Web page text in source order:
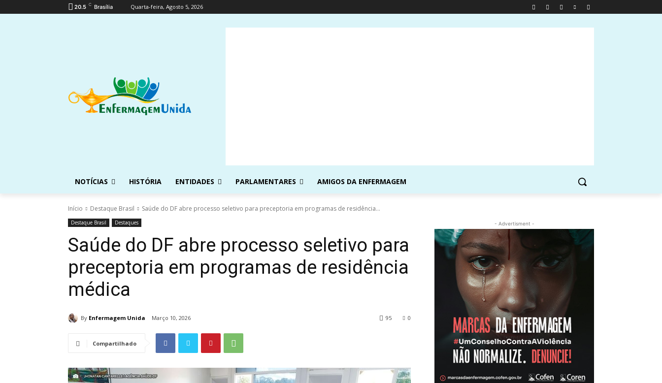
20.5 C Brasília Quarta-feira, Agosto 5, 2026
NOTÍCIAS HISTÓRIA ENTIDADES PARLAMENTARES AMIGOS DA ENFERMAGEM
Início Destaque Brasil Saúde do DF abre processo seletivo para preceptoria em programas de residência...
Destaque Brasil Destaques
Saúde do DF abre processo seletivo para
preceptoria em programas de residência
médica
By Enfermagem Unida Março 10, 2026 0
95
Compartilhado
- Advertisment -